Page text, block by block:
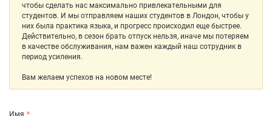
чтобы сделать нас максимально привлекательными для
студентов. И мы отправляем наших студентов в Лондон, чтобы у
них была практика языка, и прогресс происходил еще быстрее.
Действительно, в сезон брать отпуск нельзя, иначе мы потеряем
в качестве обслуживания, нам важен каждый наш сотрудник в
период усиления.
Вам желаем успехов на новом месте!
Имя